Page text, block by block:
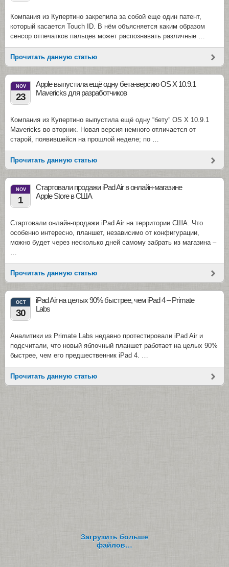
Компания из Купертино закрепила за собой еще один патент,
который касается Touch ID. В нём объясняется каким образом
сенсор отпечатков пальцев может распознавать различные …
Прочитать данную статью
NOV
23
Apple выпустила ещё одну бета-версию OS X 10.9.1
Mavericks для разработчиков
Компания из Купертино выпустила ещё одну “бету” OS X 10.9.1
Mavericks во вторник. Новая версия немного отличается от
старой, появившейся на прошлой неделе; по …
Прочитать данную статью
NOV
1
Стартовали продажи iPad Air в онлайн-магазине
Apple Store в США
Стартовали онлайн-продажи iPad Air на территории США. Что
особенно интересно, планшет, независимо от конфигурации,
можно будет через несколько дней самому забрать из магазина –
…
Прочитать данную статью
OCT
30
iPad Air на целых 90% быстрее, чем iPad 4 – Primate
Labs
Аналитики из Primate Labs недавно протестировали iPad Air и
подсчитали, что новый яблочный планшет работает на целых 90%
быстрее, чем его предшественник iPad 4. …
Прочитать данную статью
Загрузить больше
файлов…